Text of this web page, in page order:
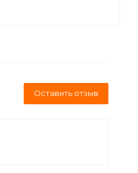
Оставить отзыв